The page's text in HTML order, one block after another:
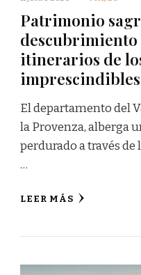
Patrimonio
descubrimiento
itinerarios de
imprescindibles
El departamento del
la Provenza, alberga
perdurado a través de
…
LEER MÁS